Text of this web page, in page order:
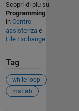
Scopri di più su
Programming
in Centro
assistenzae
File Exchange
Tag
while loop
matlab